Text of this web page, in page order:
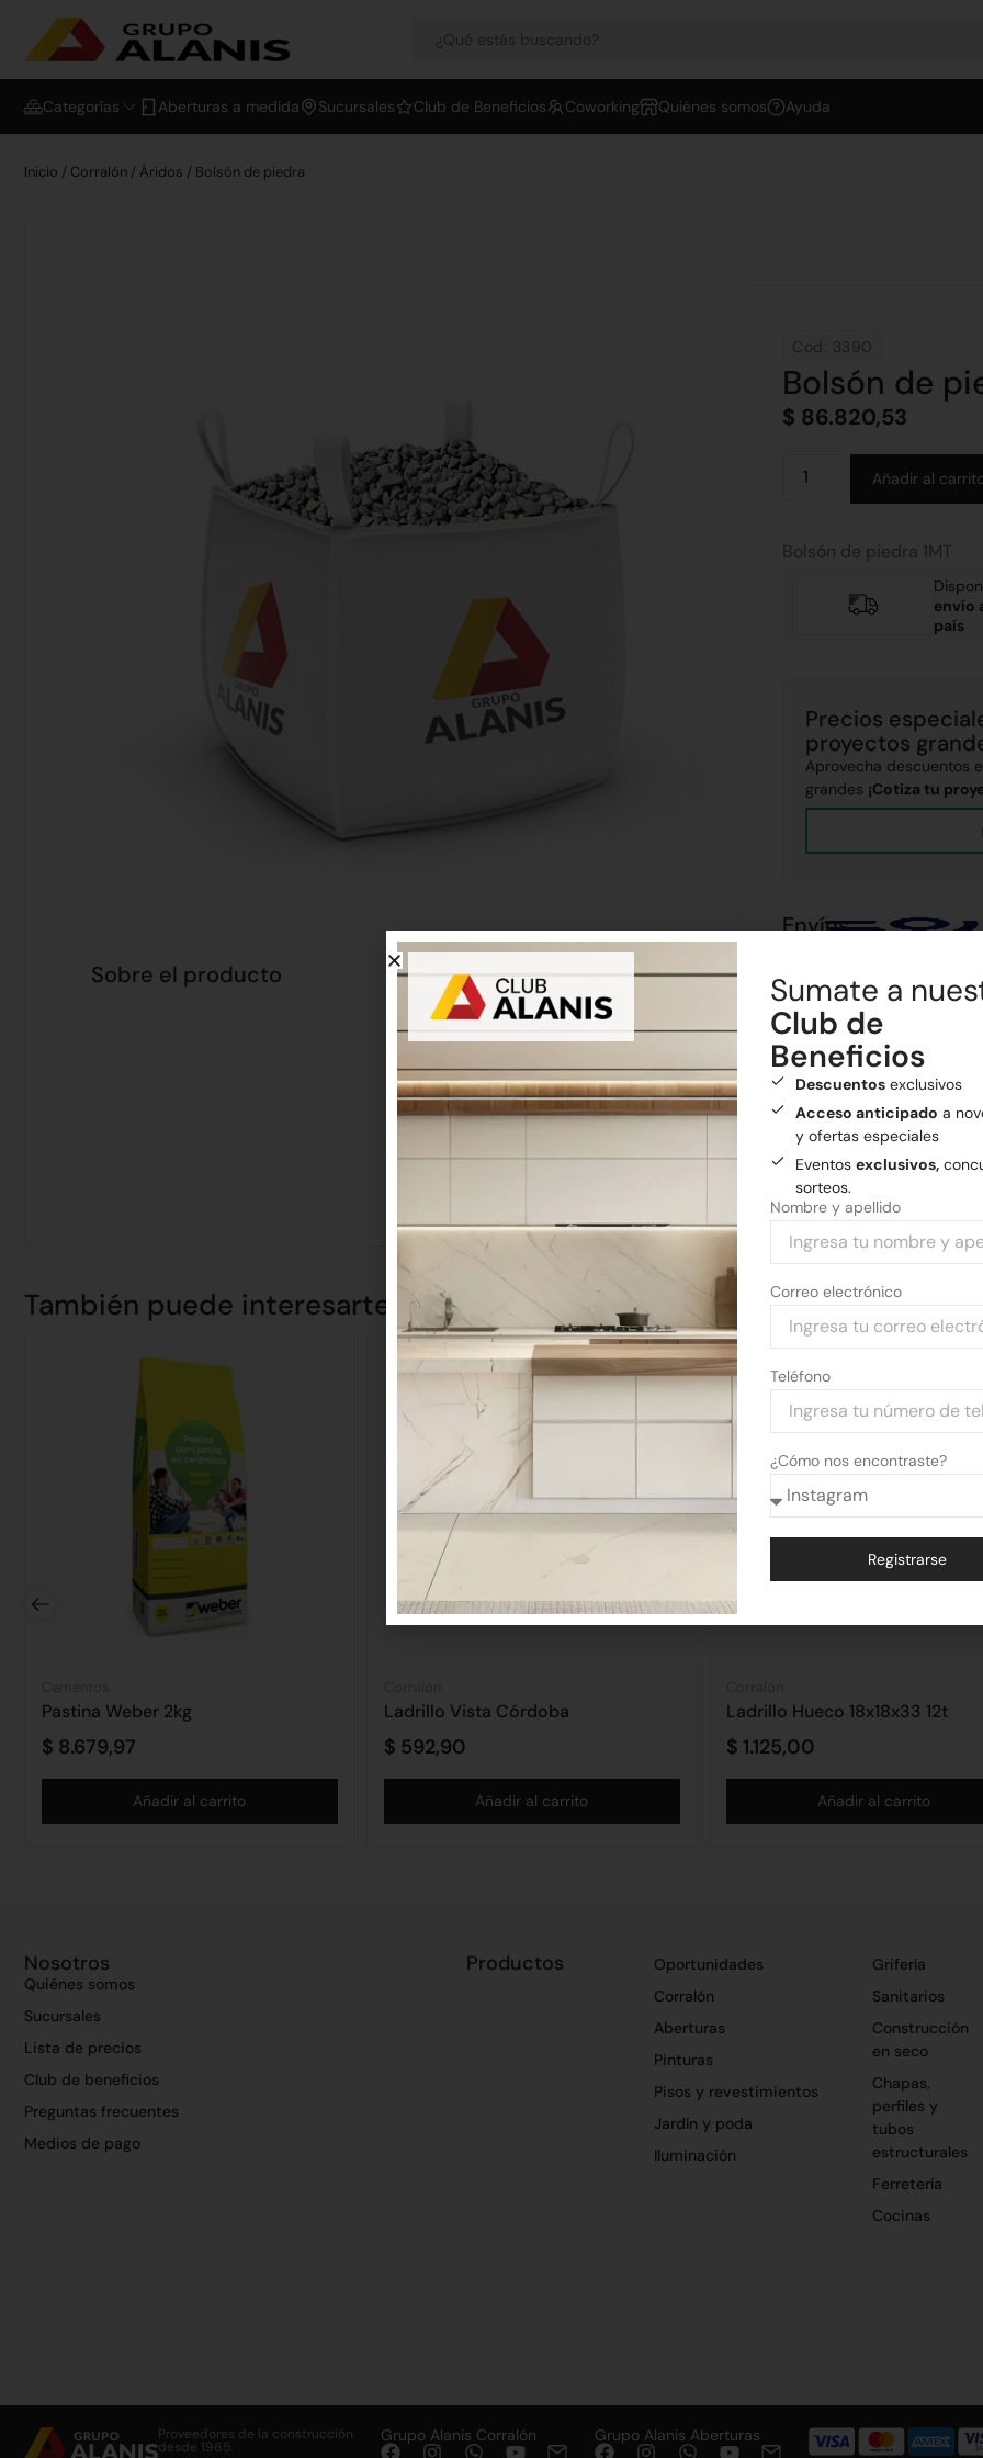
Categorías Aberturas a medida Sucursales Club de Beneficios Coworking Quiénes somos Ayuda
Inicio / Corralón / Áridos / Bolsón de piedra
Sobre el producto
Cod: 3390
Bolsón de
$ 86.820,53
Añadir al
Bolsón de piedra 1MT
envío
país
Precios
proyectos
Aprovecha descuentos
grandes ¡Cotiza tu
Envíos
Realizamos envíos a todo
Envío gratis a
Medios de pago
Pagá tu compra con
También puede interesarte
Pastina Weber 2kg
$ 8.679,97
Añadir al carrito
Ladrillo Vista Córdoba
$ 592,90
Añadir al carrito
Ladrillo Hueco 18x18x33 12t
$ 1.125,00
Añadir al carrito
Nosotros
Quiénes somos
Sucursales
Lista de precios
Club de beneficios
Preguntas frecuentes
Medios de pago
Productos
Oportunidades
Corralón
Aberturas
Pinturas
Pisos y revestimientos
Jardín y poda
Iluminación
Grifería
Sanitarios
Construcción
en seco
Chapas,
perfiles y
tubos
estructurales
Ferretería
Cocinas
Proveedores de la construcción
desde 1965.
Grupo Alanis Corralón Grupo Alanis Aberturas
Sumate a
Club de
Beneficios
Descuentosexclusivos
Acceso anticipado a
y ofertas especiales
Eventos exclusivos,
sorteos.
Nombre y apellido
Correo electrónico
Teléfono
¿Cómo nos encontraste?
Registrarse